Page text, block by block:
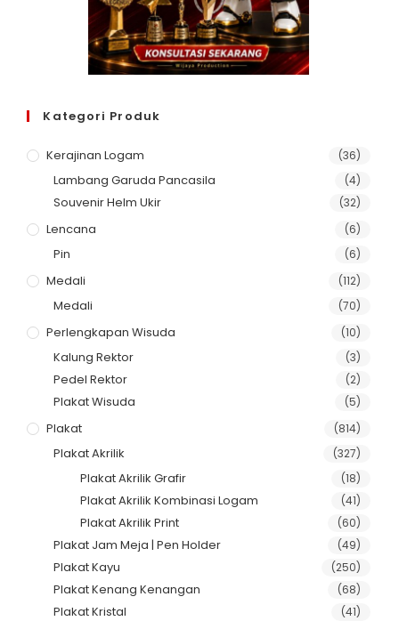
Kategori Produk
Kerajinan Logam (36)
Lambang Garuda Pancasila (4)
Souvenir Helm Ukir (32)
Lencana (6)
Pin (6)
Medali (112)
Medali (70)
Perlengkapan Wisuda (10)
Kalung Rektor (3)
Pedel Rektor (2)
Plakat Wisuda (5)
Plakat (814)
Plakat Akrilik (327)
Plakat Akrilik Grafir (18)
Plakat Akrilik Kombinasi Logam (41)
Plakat Akrilik Print (60)
Plakat Jam Meja | Pen Holder (49)
Plakat Kayu (250)
Plakat Kenang Kenangan (68)
Plakat Kristal (41)